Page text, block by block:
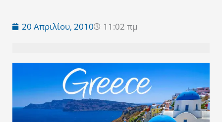
20 Απριλίου, 2010 11:02 πμ